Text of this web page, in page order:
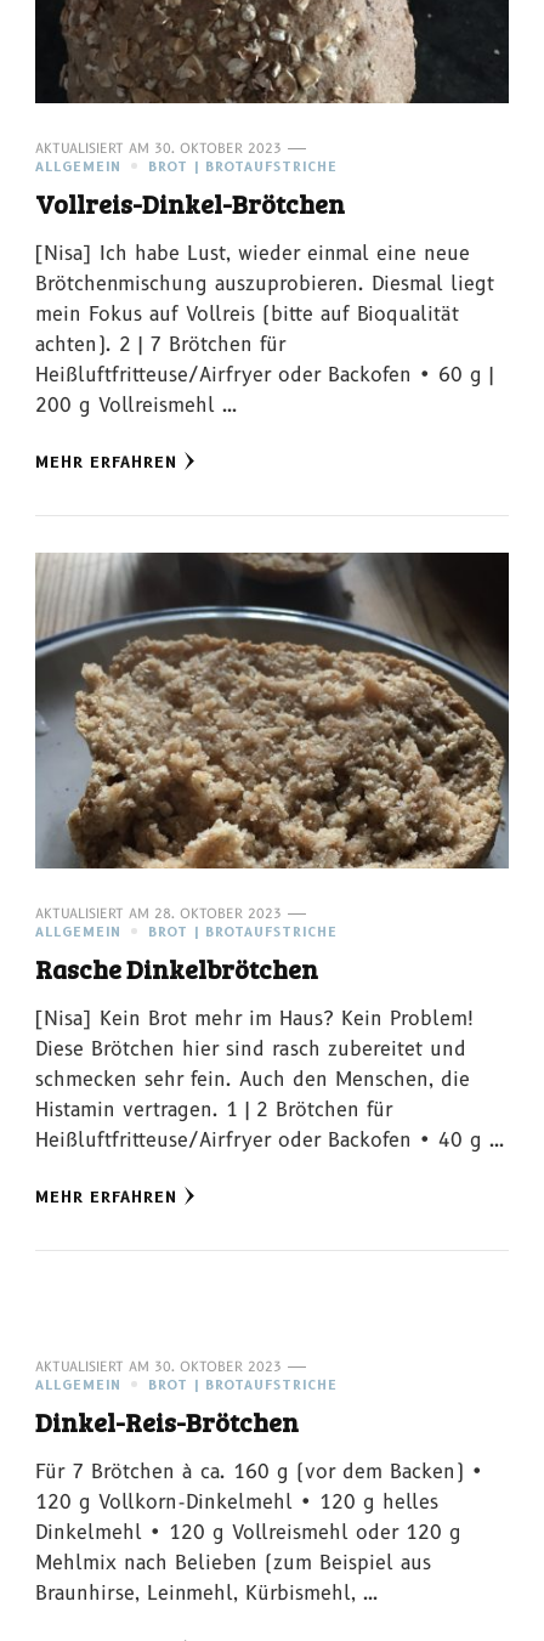
AKTUALISIERT AM 30. OKTOBER 2023
ALLGEMEIN
BROT | BROTAUFSTRICHE
Vollreis-Dinkel-Brötchen
[Nisa] Ich habe Lust, wieder einmal eine neue
Brötchenmischung auszuprobieren. Diesmal liegt
mein Fokus auf Vollreis (bitte auf Bioqualität
achten). 2 | 7 Brötchen für
Heißluftfritteuse/Airfryer oder Backofen • 60 g |
200 g Vollreismehl …
MEHR ERFAHREN
AKTUALISIERT AM 28. OKTOBER 2023
ALLGEMEIN
BROT | BROTAUFSTRICHE
Rasche Dinkelbrötchen
[Nisa] Kein Brot mehr im Haus? Kein Problem!
Diese Brötchen hier sind rasch zubereitet und
schmecken sehr fein. Auch den Menschen, die
Histamin vertragen. 1 | 2 Brötchen für
Heißluftfritteuse/Airfryer oder Backofen • 40 g …
MEHR ERFAHREN
AKTUALISIERT AM 30. OKTOBER 2023
ALLGEMEIN
BROT | BROTAUFSTRICHE
Dinkel-Reis-Brötchen
Für 7 Brötchen à ca. 160 g (vor dem Backen) •
120 g Vollkorn-Dinkelmehl • 120 g helles
Dinkelmehl • 120 g Vollreismehl oder 120 g
Mehlmix nach Belieben (zum Beispiel aus
Braunhirse, Leinmehl, Kürbismehl, …